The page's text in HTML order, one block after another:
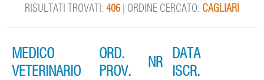
RISULTATI TROVATI: 406 | ORDINE CERCATO: CAGLIARI
MEDICO
VETERINARIO
ORD.
PROV.
NR DATA
ISCR.